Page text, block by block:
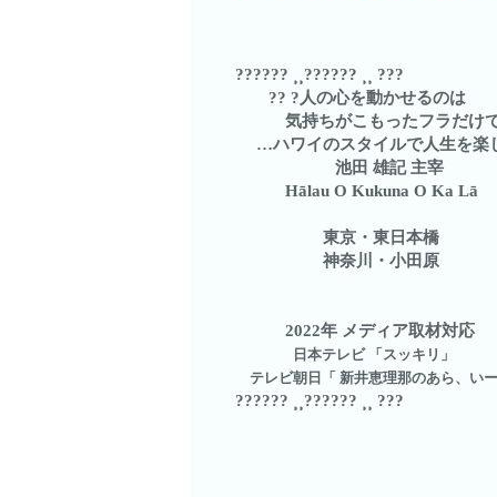
?????? ⸒⸒?????? ⸒⸒ ???
?? ?人の心を動かせるのは
気持ちがこもったフラだけで
…ハワイのスタイルで人生を楽
池田 雄記 主宰
Hālau O Kukuna O Ka Lā
東京・東日本橋
神奈川・小田原
2022年 メディア取材対応
日本テレビ 「スッキリ」
テレビ朝日「 新井恵理那のあら、いー
?????? ⸒⸒?????? ⸒⸒ ???